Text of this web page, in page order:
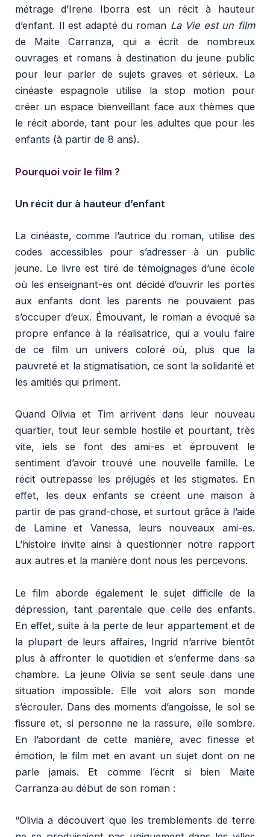
métrage d’Irene Iborra est un récit à hauteur
d’enfant. Il est adapté du roman La Vie est un film
de Maite Carranza, qui a écrit de nombreux
ouvrages et romans à destination du jeune public
pour leur parler de sujets graves et sérieux. La
cinéaste espagnole utilise la stop motion pour
créer un espace bienveillant face aux thèmes que
le récit aborde, tant pour les adultes que pour les
enfants (à partir de 8 ans).
Pourquoi voir le film ?
Un récit dur à hauteur d’enfant
La cinéaste, comme l’autrice du roman, utilise des
codes accessibles pour s’adresser à un public
jeune. Le livre est tiré de témoignages d’une école
où les enseignant-es ont décidé d’ouvrir les portes
aux enfants dont les parents ne pouvaient pas
s’occuper d’eux. Émouvant, le roman a évoqué sa
propre enfance à la réalisatrice, qui a voulu faire
de ce film un univers coloré où, plus que la
pauvreté et la stigmatisation, ce sont la solidarité et
les amitiés qui priment.
Quand Olivia et Tim arrivent dans leur nouveau
quartier, tout leur semble hostile et pourtant, très
vite, iels se font des ami-es et éprouvent le
sentiment d’avoir trouvé une nouvelle famille. Le
récit outrepasse les préjugés et les stigmates. En
effet, les deux enfants se créent une maison à
partir de pas grand-chose, et surtout grâce à l’aide
de Lamine et Vanessa, leurs nouveaux ami-es.
L’histoire invite ainsi à questionner notre rapport
aux autres et la manière dont nous les percevons.
Le film aborde également le sujet difficile de la
dépression, tant parentale que celle des enfants.
En effet, suite à la perte de leur appartement et de
la plupart de leurs affaires, Ingrid n’arrive bientôt
plus à affronter le quotidien et s’enferme dans sa
chambre. La jeune Olivia se sent seule dans une
situation impossible. Elle voit alors son monde
s’écrouler. Dans des moments d’angoisse, le sol se
fissure et, si personne ne la rassure, elle sombre.
En l’abordant de cette manière, avec finesse et
émotion, le film met en avant un sujet dont on ne
parle jamais. Et comme l’écrit si bien Maite
Carranza au début de son roman :
“Olivia a découvert que les tremblements de terre